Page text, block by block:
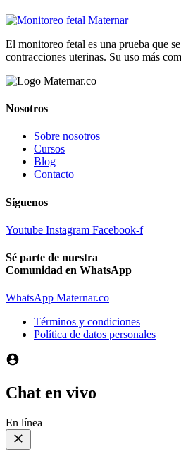
El monitoreo fetal es una prueba que
contracciones uterinas. Su uso más
Nosotros
Sobre nosotros
Cursos
Blog
Contacto
Síguenos
Youtube Instagram Facebook-f
Sé parte de nuestra
Comunidad en WhatsApp
WhatsApp Maternar.co
Términos y condiciones
Política de datos personales
Chat en vivo
En línea